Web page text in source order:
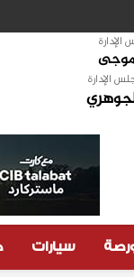
الإدارة
سيارات